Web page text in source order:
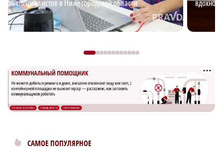
специалистов в Нижегородской области
САМОЕ ПОПУЛЯРНОЕ